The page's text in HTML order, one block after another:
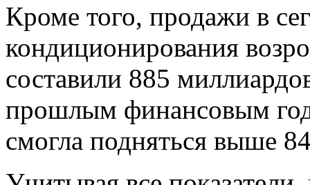
Кроме того, продажи в
кондиционирования
составили 885
прошлым финансовым
смогла подняться выше